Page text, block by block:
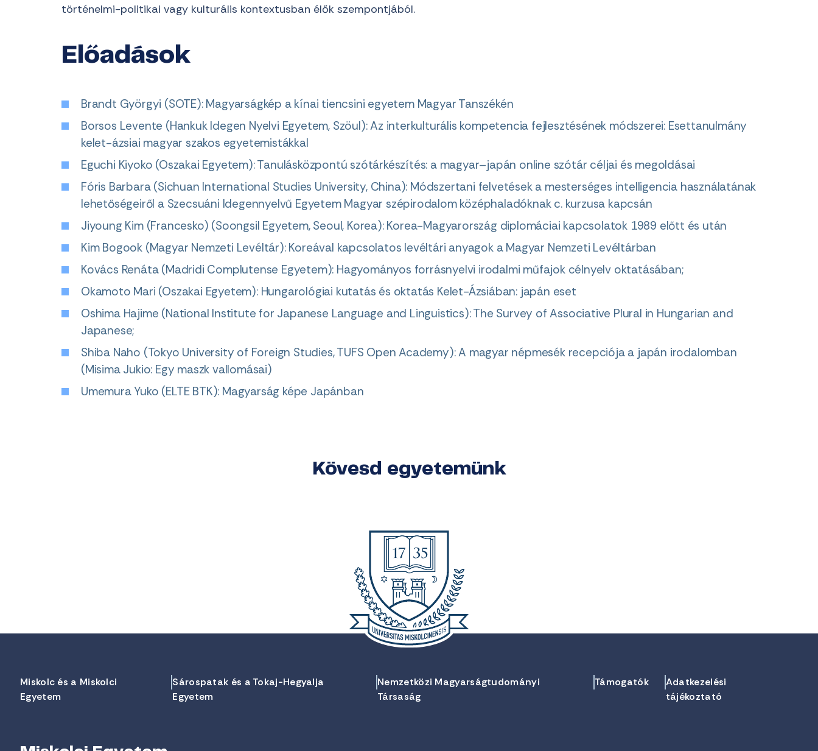
történelmi-politikai vagy kulturális kontextusban élők szempontjából.
Előadások
Brandt Györgyi (SOTE): Magyarságkép a kínai tiencsini egyetem Magyar Tanszékén
Borsos Levente (Hankuk Idegen Nyelvi Egyetem, Szöul): Az interkulturális kompetencia fejlesztésének módszerei: Esettanulmány
kelet-ázsiai magyar szakos egyetemistákkal
Eguchi Kiyoko (Oszakai Egyetem): Tanulásközpontú szótárkészítés: a magyar–japán online szótár céljai és megoldásai
Fóris Barbara (Sichuan International Studies University, China): Módszertani felvetések a mesterséges intelligencia használatának
lehetőségeiről a Szecsuáni Idegennyelvű Egyetem Magyar szépirodalom középhaladóknak c. kurzusa kapcsán
Jiyoung Kim (Francesko) (Soongsil Egyetem, Seoul, Korea): Korea-Magyarország diplomáciai kapcsolatok 1989 előtt és után
Kim Bogook (Magyar Nemzeti Levéltár): Koreával kapcsolatos levéltári anyagok a Magyar Nemzeti Levéltárban
Kovács Renáta (Madridi Complutense Egyetem): Hagyományos forrásnyelvi irodalmi műfajok célnyelv oktatásában;
Okamoto Mari (Oszakai Egyetem): Hungarológiai kutatás és oktatás Kelet-Ázsiában: japán eset
Oshima Hajime (National Institute for Japanese Language and Linguistics): The Survey of Associative Plural in Hungarian and
Japanese;
Shiba Naho (Tokyo University of Foreign Studies, TUFS Open Academy): A magyar népmesék recepciója a japán irodalomban
(Misima Jukio: Egy maszk vallomásai)
Umemura Yuko (ELTE BTK): Magyarság képe Japánban
Kövesd egyetemünk
Miskolc és a Miskolci
Egyetem
Sárospatak és a Tokaj-Hegyalja
Egyetem
Nemzetközi Magyarságtudományi
Társaság
Támogatók
Adatkezelési
tájékoztató